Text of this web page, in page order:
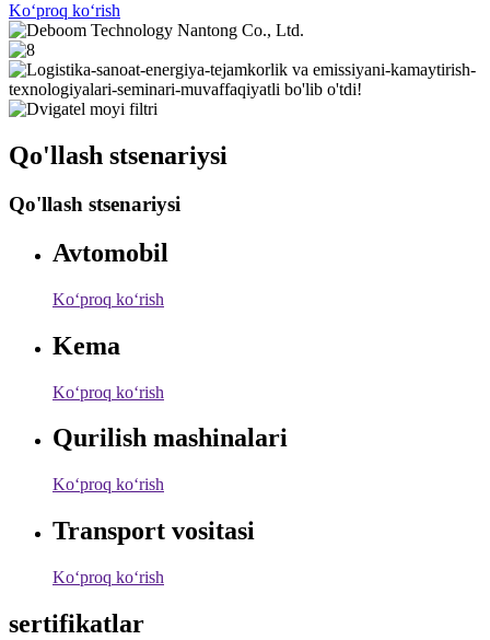
Koʻproq koʻrish
Qo'llash stsenariysi
Qo'llash stsenariysi
Avtomobil
Koʻproq koʻrish
Kema
Koʻproq koʻrish
Qurilish mashinalari
Koʻproq koʻrish
Transport vositasi
Koʻproq koʻrish
sertifikatlar